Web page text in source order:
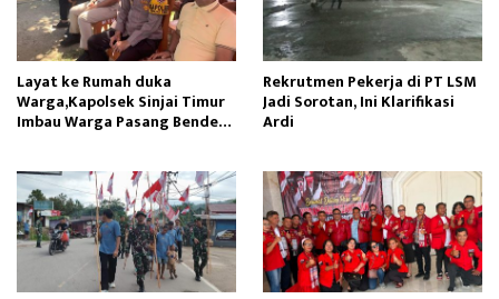
Layat ke Rumah duka
Warga,Kapolsek Sinjai Timur
Imbau Warga Pasang Bendera
Rekrutmen Pekerja di PT LSM
Jadi Sorotan, Ini Klarifikasi
Ardi